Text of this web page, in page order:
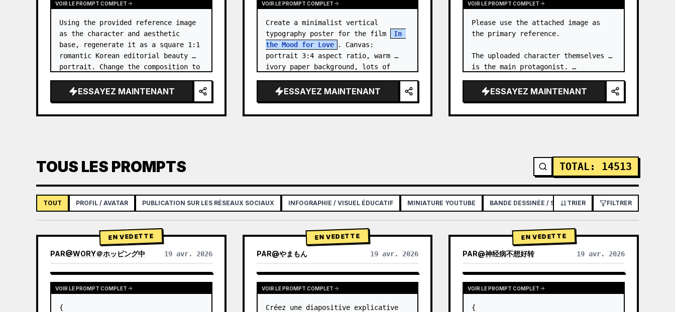
VOIR LE PROMPT COMPLET
Using the provided reference image
as the character and aesthetic
base, regenerate it as a square 1:1
romantic Korean editorial beauty
portrait. Change the composition to
the subject facing right, eyes
closed, gently smellin…
ESSAYEZ MAINTENANT
VOIR LE PROMPT COMPLET
Create a minimalist vertical
typography poster for the film
In
the Mood for Love
. Canvas:
portrait 3:4 aspect ratio, warm
ivory paper background, lots of
composition. …
ESSAYEZ MAINTENANT
VOIR LE PROMPT COMPLET
Please use the attached image as
the primary reference.
The uploaded character themselves
is the main protagonist. …
ESSAYEZ MAINTENANT
TOUS LES PROMPTS TOTAL: 14513
TOUT PROFIL / AVATAR PUBLICATION SUR LES RÉSEAUX SOCIAUX INFOGRAPHIE / VISUEL ÉDUCATIF MINIATURE YOUTUBE BANDE DESSINÉE / STORYBOARD AFFICHE / FLYER
TRIER FILTRER
EN VEDETTE
PAR@WORY＠ホッピング中 19 avr. 2026
VOIR LE PROMPT COMPLET
{
EN VEDETTE
PAR@やまもん 19 avr. 2026
VOIR LES RÉSULTATS D'AUTRES MODÈLES
VOIR LE PROMPT COMPLET
Créez une diapositive explicative
EN VEDETTE
PAR@神经病不想好转 19 avr. 2026
VOIR LE PROMPT COMPLET
{